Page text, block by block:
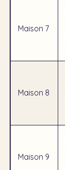
Maison 7
Maison 8
Maison 9